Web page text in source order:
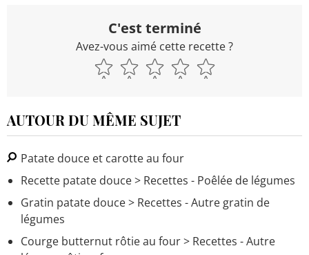
C'est terminé
Avez-vous aimé cette recette ?
AUTOUR DU MÊME SUJET
Patate douce et carotte au four
Recette patate douce> Recettes - Poêlée de légumes
Gratin patate douce> Recettes - Autre gratin de
légumes
Courge butternut rôtie au four> Recettes - Autre